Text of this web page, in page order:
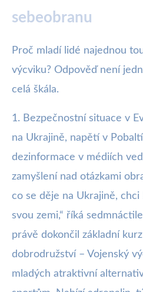
sebeobranu
Proč mladí lidé najednou
výcviku? Odpověď není
celá škála.
1. Bezpečnostní situace v
na Ukrajině, napětí v
dezinformace v médiích
zamyšlení nad otázkami
co se děje na Ukrajině,
svou zemi,“ říká
právě dokončil základní
dobrodružství – Vojenský
mladých atraktivní